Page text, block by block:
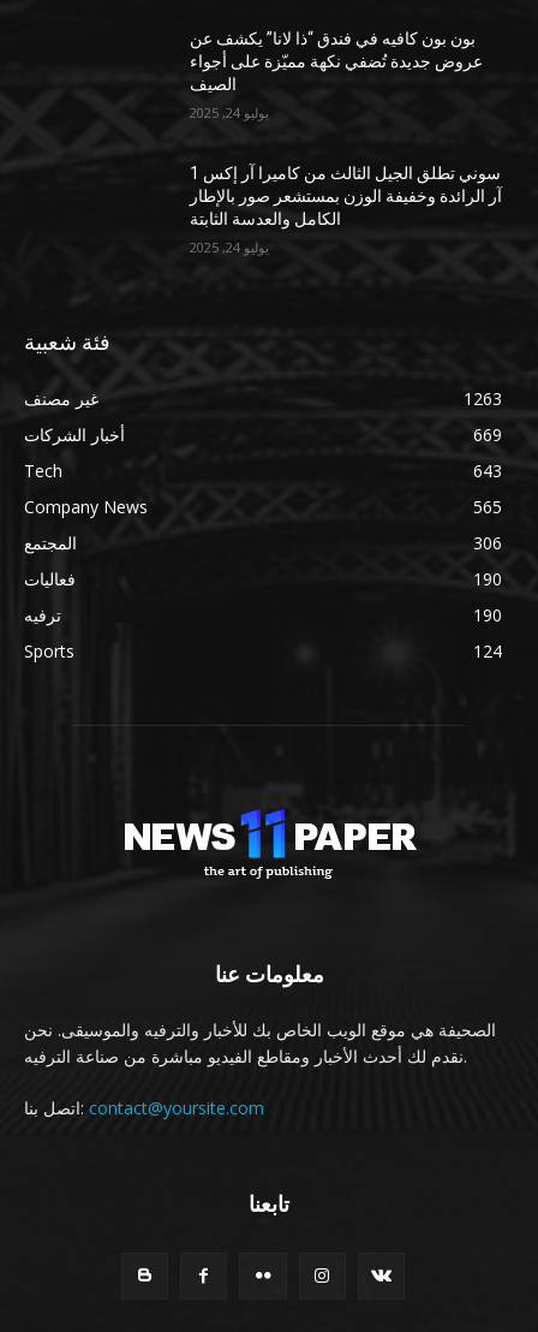
بون بون كافيه في فندق “ذا لانا” يكشف عن
عروض جديدة تُضفي نكهة مميّزة على أجواء
الصيف
يوليو 24, 2025
سوني تطلق الجيل الثالث من كاميرا آر إكس 1
آر الرائدة وخفيفة الوزن بمستشعر صور بالإطار
الكامل والعدسة الثابتة
يوليو 24, 2025
فئة شعبية
غير مصنف
1263
أخبار الشركات
669
Tech
643
Company News
565
المجتمع
306
فعاليات
190
ترفيه
190
Sports
124
معلومات عنا
الصحيفة هي موقع الويب الخاص بك للأخبار والترفيه والموسيقى. نحن
نقدم لك أحدث الأخبار ومقاطع الفيديو مباشرة من صناعة الترفيه.
اتصل بنا: contact@yoursite.com
تابعنا